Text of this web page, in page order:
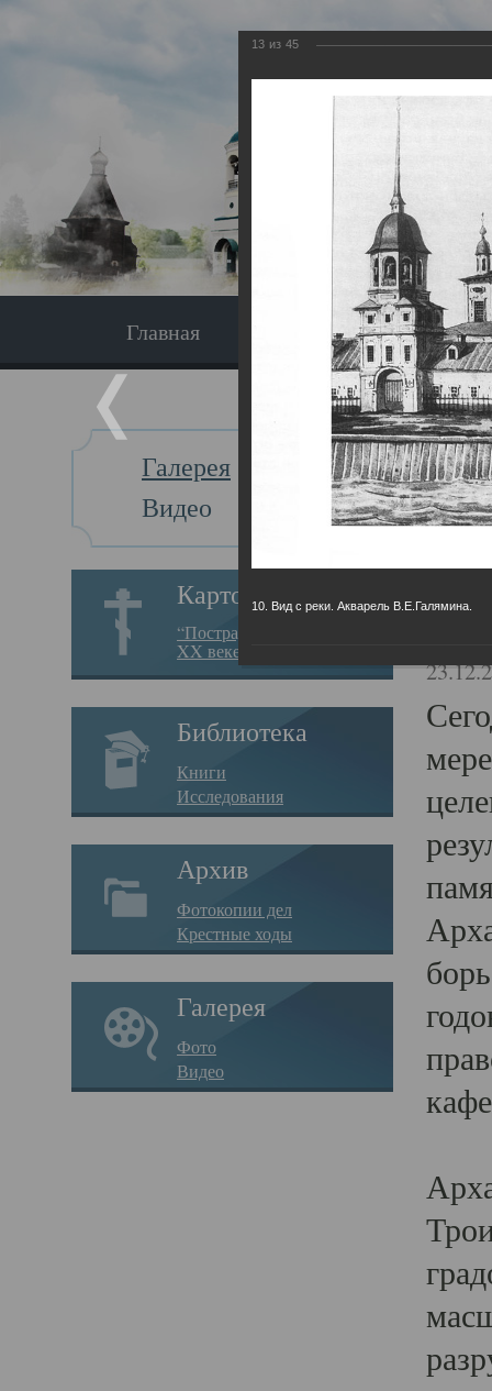
Главная Экскурсия
Галерея
Видео
Картотека
“Пострадавшие за веру в
XX веке на Севере”
Библиотека
Книги
Исследования
Архив
Фотокопии дел
Крестные ходы
Галерея
Фото
Видео
Главная
13 из 45
10. Вид с реки. Акварель В.Е.Галямина.